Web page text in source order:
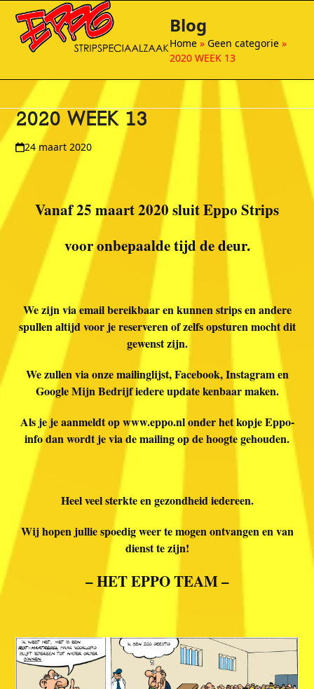
content
Open
mobile
menu
Close
mobile
menu
Blog
Home »Geen categorie »
2020 WEEK 13
2020 WEEK 13
24 maart 2020
Vanaf 25 maart 2020 sluit Eppo Strips
voor onbepaalde tijd de deur.
We zijn via email bereikbaar en kunnen strips en andere
spullen altijd voor je reserveren of zelfs opsturen mocht dit
gewenst zijn.
We zullen via onze mailinglijst, Facebook, Instagram en
Google Mijn Bedrijf iedere update kenbaar maken.
Als je je aanmeldt op www.eppo.nl onder het kopje Eppo-
info dan wordt je via de mailing op de hoogte gehouden.
Heel veel sterkte en gezondheid iedereen.
Wij hopen jullie spoedig weer te mogen ontvangen en van
dienst te zijn!
– HET EPPO TEAM –